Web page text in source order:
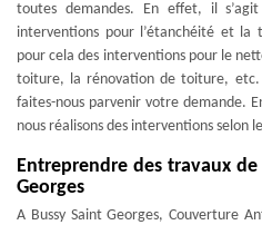
toutes demandes. En effet, il
interventions pour l’étanchéité et la
pour cela des interventions pour le
toiture, la rénovation de toiture,
faites-nous parvenir votre demande.
nous réalisons des interventions selon
Entreprendre des travaux
Georges
A Bussy Saint Georges, Couverture